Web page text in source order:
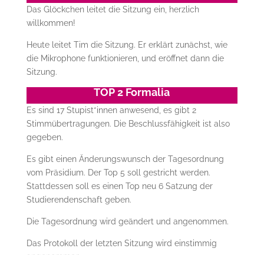
Das Glöckchen leitet die Sitzung ein, herzlich
willkommen!
Heute leitet Tim die Sitzung. Er erklärt zunächst, wie
die Mikrophone funktionieren, und eröffnet dann die
Sitzung.
TOP 2 Formalia
Es sind 17 Stupist*innen anwesend, es gibt 2
Stimmübertragungen. Die Beschlussfähigkeit ist also
gegeben.
Es gibt einen Änderungswunsch der Tagesordnung
vom Präsidium. Der Top 5 soll gestricht werden.
Stattdessen soll es einen Top neu 6 Satzung der
Studierendenschaft geben.
Die Tagesordnung wird geändert und angenommen.
Das Protokoll der letzten Sitzung wird einstimmig